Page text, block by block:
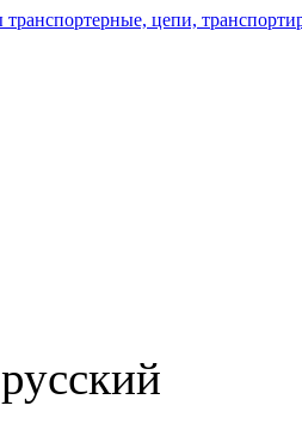
русский